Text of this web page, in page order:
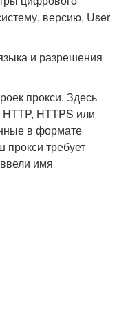
версию, User
и разрешения
прокси. Здесь
HTTPS или
в формате
требует
имя